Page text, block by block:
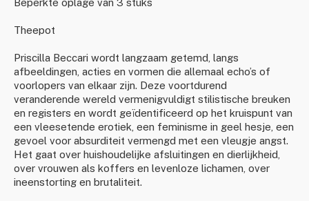
Beperkte oplage van 3 stuks
Theepot
Priscilla Beccari wordt langzaam getemd, langs
afbeeldingen, acties en vormen die allemaal echo’s of
voorlopers van elkaar zijn. Deze voortdurend
veranderende wereld vermenigvuldigt stilistische breuken
en registers en wordt geïdentificeerd op het kruispunt van
een vleesetende erotiek, een feminisme in geel hesje, een
gevoel voor absurditeit vermengd met een vleugje angst.
Het gaat over huishoudelijke afsluitingen en dierlijkheid,
over vrouwen als koffers en levenloze lichamen, over
ineenstorting en brutaliteit.